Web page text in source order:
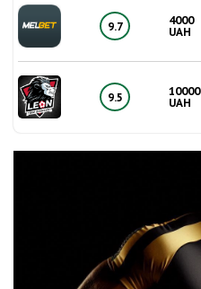
9.7
4000
UAH
9.5
10000
UAH